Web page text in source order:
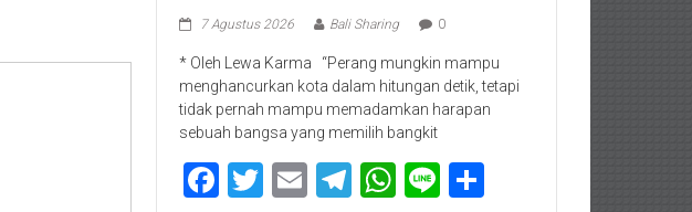
7 Agustus 2026 Bali Sharing 0
* Oleh Lewa Karma “Perang mungkin mampu
menghancurkan kota dalam hitungan detik, tetapi
tidak pernah mampu memadamkan harapan
sebuah bangsa yang memilih bangkit
Facebook
Twitter
EmailTelegram
WhatsApp
Line